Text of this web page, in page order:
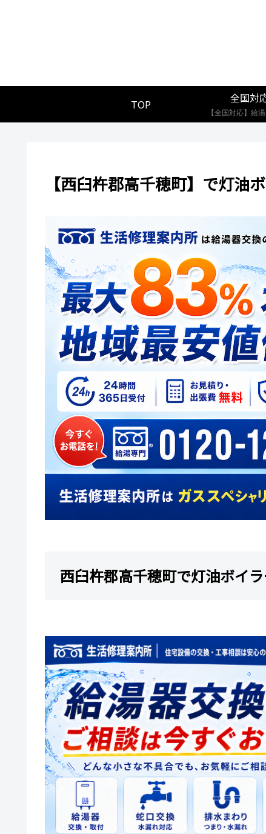
TOP 全国対
【西臼杵郡高千穂町】で灯油
西臼杵郡高千穂町で灯油ボイ